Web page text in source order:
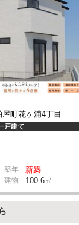
町花ヶ浦4丁目
戸建て
築年 新築
建物 100.6㎡